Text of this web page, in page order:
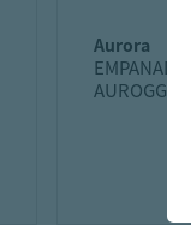
aurora
EMPANADO